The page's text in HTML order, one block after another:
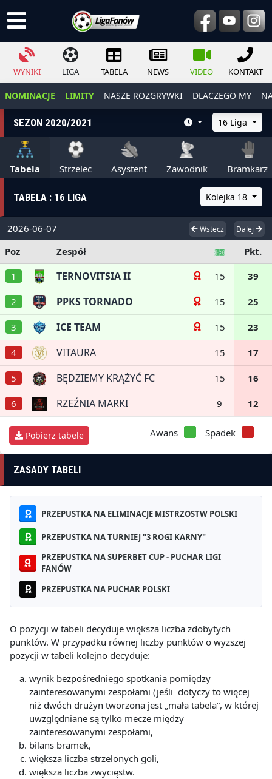
WYNIKI LIGA TABELA NEWS VIDEO KONTAKT
NOMINACJE LIMITY NASZE ROZGRYWKI DLACZEGO MY
SEZON 2020/2021 16 Liga
Tabela Strzelec Asystent Zawodnik Bramkarz
TABELA : 16 LIGA Kolejka 18
2026-06-07 Wstecz Dalej
Poz Zespół Pkt.
1 TERNOVITSIA II 15 39
2 PPKS TORNADO 15 25
3 ICE TEAM 15 23
4 VITAURA 15 17
5 BĘDZIEMY KRĄŻYĆ FC 15 16
6 RZEŹNIA MARKI 9 12
Pobierz tabele Spadek
Awans
ZASADY TABELI
PRZEPUSTKA NA ELIMINACJE MISTRZOSTW POLSKI
PRZEPUSTKA NA TURNIEJ "3 ROGI KARNY"
PRZEPUSTKA NA SUPERBET CUP - PUCHAR LIGI
FANÓW
PRZEPUSTKA NA PUCHAR POLSKI
O pozycji w tabeli decyduje większa liczba zdobytych
punktów. W przypadku równej liczby punktów o wyższej
pozycji w tabeli kolejno decyduje:
wynik bezpośredniego spotkania pomiędzy
zainteresowanymi zespołami (jeśli dotyczy to więcej
niż dwóch drużyn tworzona jest „mała tabela”, w której
uwzględniane są tylko mecze między
zainteresowanymi zespołami,
bilans bramek,
większa liczba strzelonych goli,
większa liczba zwycięstw.